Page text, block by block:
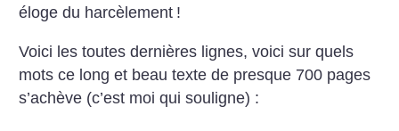
éloge du harcèlement !
Voici les toutes dernières lignes, voici sur quels
mots ce long et beau texte de presque 700 pages
s’achève (c’est moi qui souligne) :